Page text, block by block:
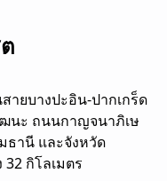
ายบางปะอิน-ปากเกร็ด
นะ ถนนกาญจนาภิเษ
ธานี และจังหวัด
กิโลเมตร